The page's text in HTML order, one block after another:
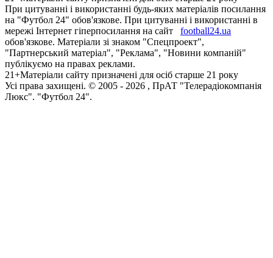
При цитуванні і використанні будь-яких матеріалів посилання
на "Футбол 24" обов'язкове. При цитуванні і використанні в
мережі Інтернет гіперпосилання на сайт
football24.ua
обов'язкове. Матеріали зі знаком "Спецпроект",
"Партнерський матеріал", "Реклама", "Новини компаній"
публікуємо на правах реклами.
21+Матеріали сайту призначені для осіб старше 21 року
Усi права захищенi. © 2005 - 2026 , ПрАТ "Телерадіокомпанія
Люкс". "Футбол 24".